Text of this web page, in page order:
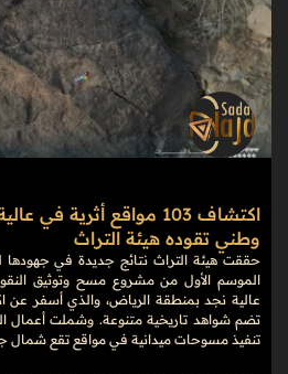
اكتشاف 103 مواقع
وطني تقوده هيئة التراث
حققت هيئة التراث نتائج جديدة في جهودها
الموسم الأول من مشروع مسح وتوثيق
تنفيذ مسوحات ميدانية في مواقع تقع شمال